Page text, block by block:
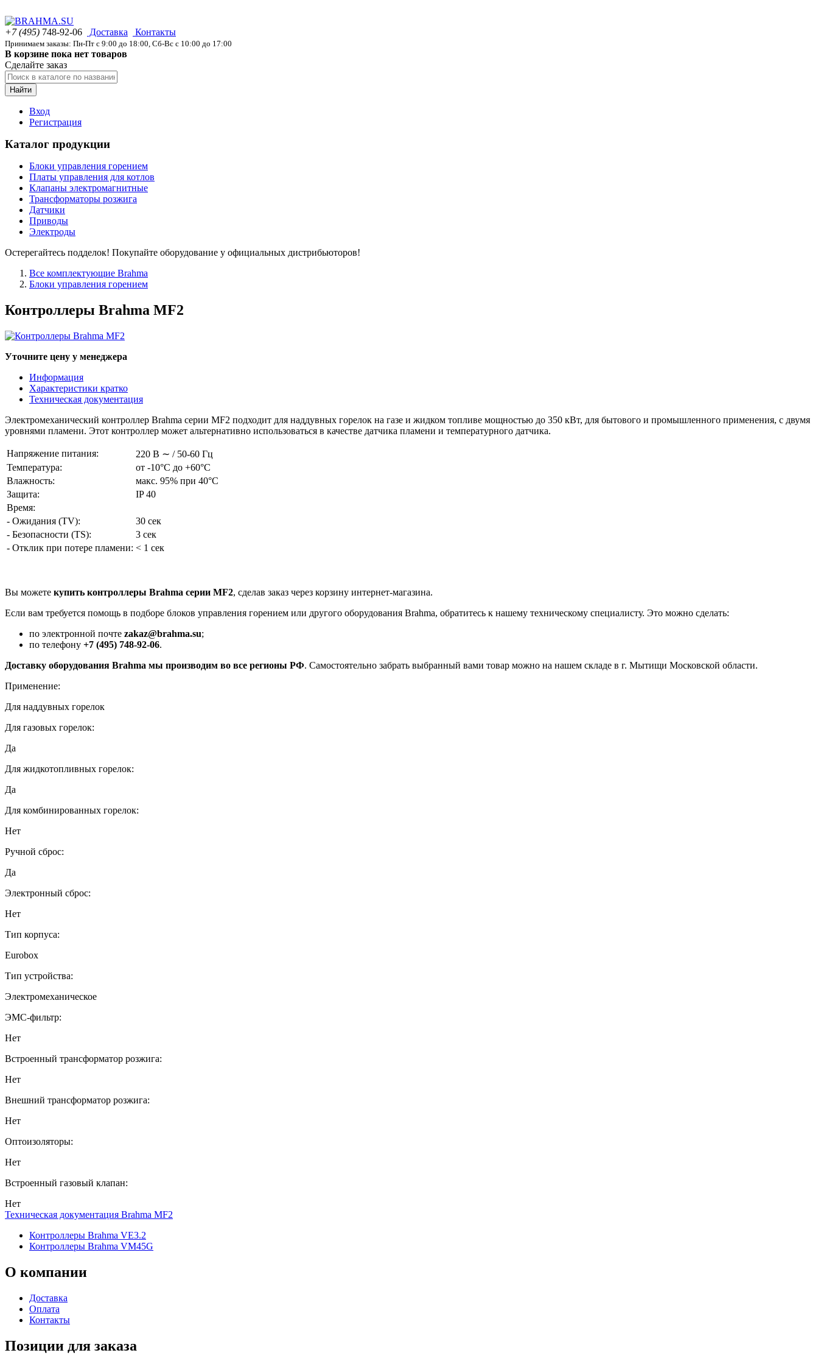
+7 (495) 748-92-06 Доставка Контакты
Принимаем заказы: Пн-Пт с 9:00 до 18:00, Сб-Вс с 10:00 до 17:00
В корзине пока нет товаров
Сделайте заказ
Найти
Вход
Регистрация
Каталог продукции
Блоки управления горением
Платы управления для котлов
Клапаны электромагнитные
Трансформаторы розжига
Датчики
Приводы
Электроды
Остерегайтесь подделок! Покупайте оборудование у официальных дистрибьюторов!
Все комплектующие Brahma
Блоки управления горением
Контроллеры Brahma MF2
Уточните цену у менеджера
Информация
Характеристики кратко
Техническая документация
Электромеханический контроллер Brahma серии MF2 подходит для наддувных горелок на газе и жидком топливе мощностью до 350 кВт, для бытового и промышленного применения, с двумя
уровнями пламени. Этот контроллер может альтернативно использоваться в качестве датчика пламени и температурного датчика.
Напряжение питания:
220 В ∼ / 50-60 Гц
Температура:
от -10°С до +60°С
Влажность:
макс. 95% при 40°С
Защита:
IP 40
Время:
- Ожидания (TV):
30 сек
- Безопасности (TS):
3 сек
- Отклик при потере пламени: < 1 сек
Вы можете купить контроллеры Brahma серии MF2, сделав заказ через корзину интернет-магазина.
Если вам требуется помощь в подборе блоков управления горением или другого оборудования Brahma, обратитесь к нашему техническому специалисту. Это можно сделать:
по электронной почте zakaz@brahma.su;
по телефону +7 (495) 748-92-06.
Доставку оборудования Brahma мы производим во все регионы РФ. Самостоятельно забрать выбранный вами товар можно на нашем складе в г. Мытищи Московской области.
Применение:
Для наддувных горелок
Для газовых горелок:
Да
Для жидкотопливных горелок:
Да
Для комбинированных горелок:
Нет
Ручной сброс:
Да
Электронный сброс:
Нет
Тип корпуса:
Eurobox
Тип устройства:
Электромеханическое
ЭМС-фильтр:
Нет
Встроенный трансформатор розжига:
Нет
Внешний трансформатор розжига:
Нет
Оптоизоляторы:
Нет
Встроенный газовый клапан:
Нет
Техническая документация Brahma MF2
Контроллеры Brahma VE3.2
Контроллеры Brahma VM45G
О компании
Доставка
Оплата
Контакты
Позиции для заказа